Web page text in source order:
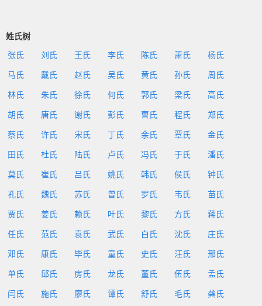
姓氏树
张氏 刘氏 王氏 李氏 陈氏 萧氏 杨氏
马氏 戴氏 赵氏 吴氏 黄氏 孙氏 周氏
林氏 朱氏 徐氏 何氏 郭氏 梁氏 高氏
胡氏 唐氏 谢氏 彭氏 曹氏 程氏 郑氏
蔡氏 许氏 宋氏 丁氏 余氏 覃氏 金氏
田氏 杜氏 陆氏 卢氏 冯氏 于氏 潘氏
莫氏 崔氏 吕氏 姚氏 韩氏 侯氏 钟氏
孔氏 魏氏 苏氏 曾氏 罗氏 韦氏 苗氏
贾氏 姜氏 赖氏 叶氏 黎氏 方氏 蒋氏
任氏 范氏 袁氏 武氏 白氏 沈氏 庄氏
邓氏 康氏 毕氏 童氏 史氏 汪氏 邢氏
单氏 邱氏 房氏 龙氏 董氏 伍氏 孟氏
闫氏 施氏 廖氏 谭氏 舒氏 毛氏 龚氏